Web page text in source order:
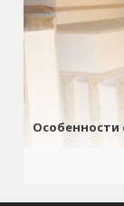
Особенности